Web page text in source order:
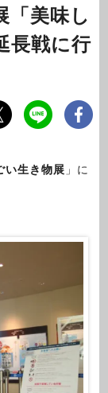
「美味し
長戦に行
い生き物展 」に